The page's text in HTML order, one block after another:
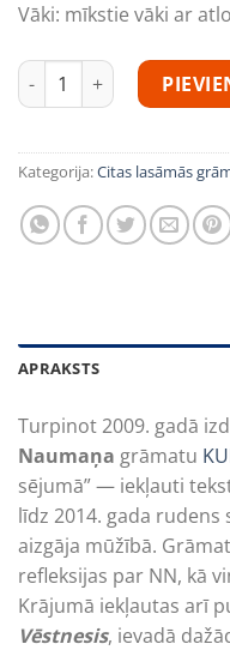
Vāki: mīkstie vāki ar
KULTŪRNIEZE II
Kategorija:Citas lasāmās
APRAKSTS
Turpinot 2009. gadā
Naumaņa grāmatu
sējumā” — iekļauti
līdz 2014. gada
aizgāja mūžībā.
refleksijas par NN, kā
Krājumā iekļautas arī
Vēstnesis, ievadā